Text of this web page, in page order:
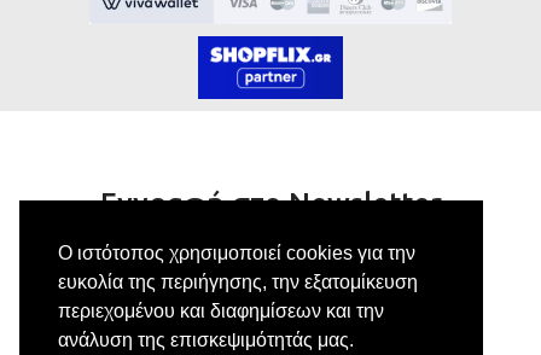
Ο ιστότοπος χρησιμοποιεί cookies για την
ευκολία της περιήγησης, την εξατομίκευση
περιεχομένου και διαφημίσεων και την
ανάλυση της επισκεψιμότητάς μας.
Εγγραφή στο Newsletter
Κάνε εγγραφή στο newsletter μας για να
λαμβάνεις αποκλειστικές προσφορές.